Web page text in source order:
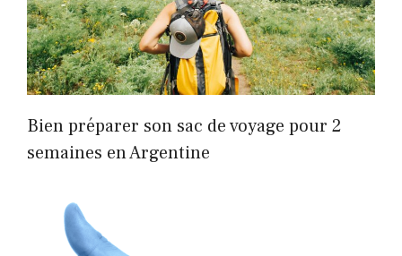
Bien préparer son sac de voyage pour 2
semaines en Argentine